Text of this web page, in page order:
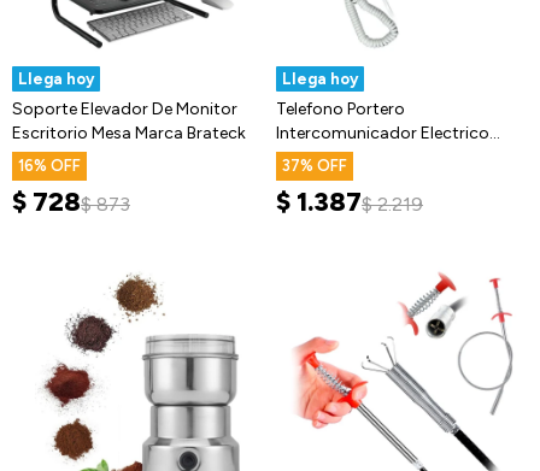
Llega hoy
Soporte Elevador De Monitor
Escritorio Mesa Marca Brateck
16
$ 728$ 873
Llega hoy
Telefono Portero
Intercomunicador Electrico
Panel Aluminio
37
$ 1.387$ 2.219